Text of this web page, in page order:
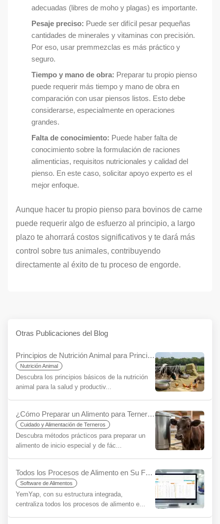
adecuadas (libres de moho y plagas) es importante.
Pesaje preciso: Puede ser difícil pesar pequeñas
cantidades de minerales y vitaminas con precisión.
Por eso, usar premmezclas es más práctico y
seguro.
Tiempo y mano de obra: Preparar tu propio pienso
puede requerir más tiempo y mano de obra en
comparación con usar piensos listos. Esto debe
considerarse, especialmente en operaciones
grandes.
Falta de conocimiento: Puede haber falta de
conocimiento sobre la formulación de raciones
alimenticias, requisitos nutricionales y calidad del
pienso. En este caso, solicitar apoyo experto es el
mejor enfoque.
Aunque hacer tu propio pienso para bovinos de carne
puede requerir algo de esfuerzo al principio, a largo
plazo te ahorrará costos significativos y te dará más
control sobre tus animales, contribuyendo
directamente al éxito de tu proceso de engorde.
Otras Publicaciones del Blog
Principios de Nutrición Animal para Principiantes
Nutrición Animal
Descubra los principios básicos de la nutrición
animal para la salud y productiv...
¿Cómo Preparar un Alimento para Terneros que Previene la Diarrea? El Secreto para un Comienzo Saludable
Cuidado y Alimentación de Terneros
Descubra métodos prácticos para preparar un
alimento de inicio especial y de fác...
Todos los Procesos de Alimento en Su Fábrica/Granja en una Sola Plataforma con YemYap: La Facilidad de la Integración
Software de Alimentos
YemYap, con su estructura integrada,
centraliza todos los procesos de alimento e...